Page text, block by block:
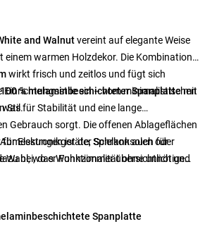
and Walnutvereint auf elegante Weise
einem warmen Holzdekor. Die Kombination
wirkt frisch und zeitlos und fügt sich
Einrichtungsstile ein – vom minimalistischen
Stil.
100 % melaminbeschichteter Spanplattemit
was für Stabilität und eine lange
Gebrauch sorgt. Die offenen Ablageflächen
Elektronikgeräte, Spielkonsolen oder
bei, das Wohnzimmer übersichtlich und
ist der Schrank auch für
Wahl, wo er Funktionalität ohne unnötige
Spanplatte